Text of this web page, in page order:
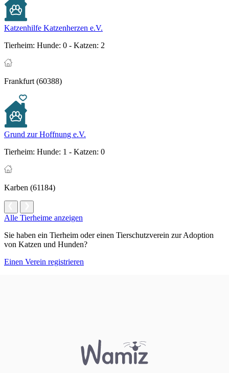
Katzenhilfe Katzenherzen e.V.
Tierheim: Hunde: 0 - Katzen: 2
Frankfurt (60388)
Grund zur Hoffnung e.V.
Tierheim: Hunde: 1 - Katzen: 0
Karben (61184)
Alle Tierheime anzeigen
Sie haben ein Tierheim oder einen Tierschutzverein zur Adoption
von Katzen und Hunden?
Einen Verein registrieren